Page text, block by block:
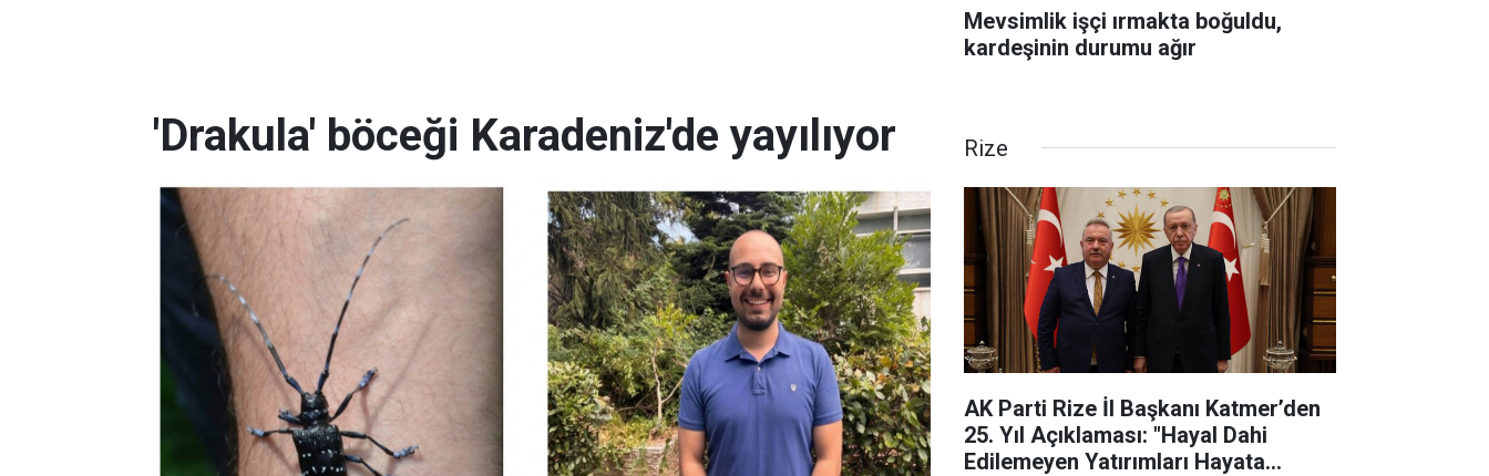
Mevsimlik işçi ırmakta boğuldu,
kardeşinin durumu ağır
'Drakula' böceği Karadeniz'de yayılıyor Rize
AK Parti Rize İl Başkanı Katmer’den
25. Yıl Açıklaması: "Hayal Dahi
Edilemeyen Yatırımları Hayata